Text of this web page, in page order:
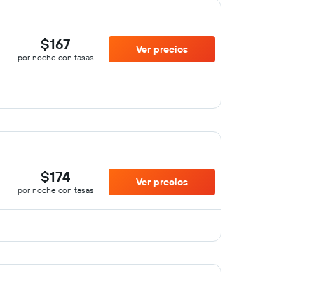
$167
por noche con tasas
Ver precios
$174
por noche con tasas
Ver precios